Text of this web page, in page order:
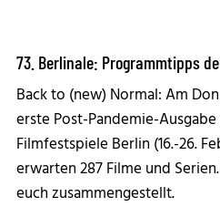
73. Berlinale: Programmtipps
Back to (new) Normal: Am
erste Post-Pandemie-
Filmfestspiele Berlin (16.-26.
erwarten 287 Filme und
euch zusammengestellt.